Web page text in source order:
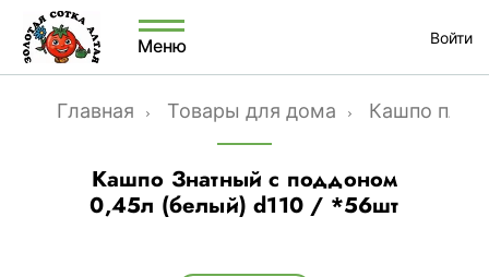
Меню Войти
Главная Товары для дома Кашпо
Кашпо Знатный с поддоном
0,45л (белый) d110 / *56шт